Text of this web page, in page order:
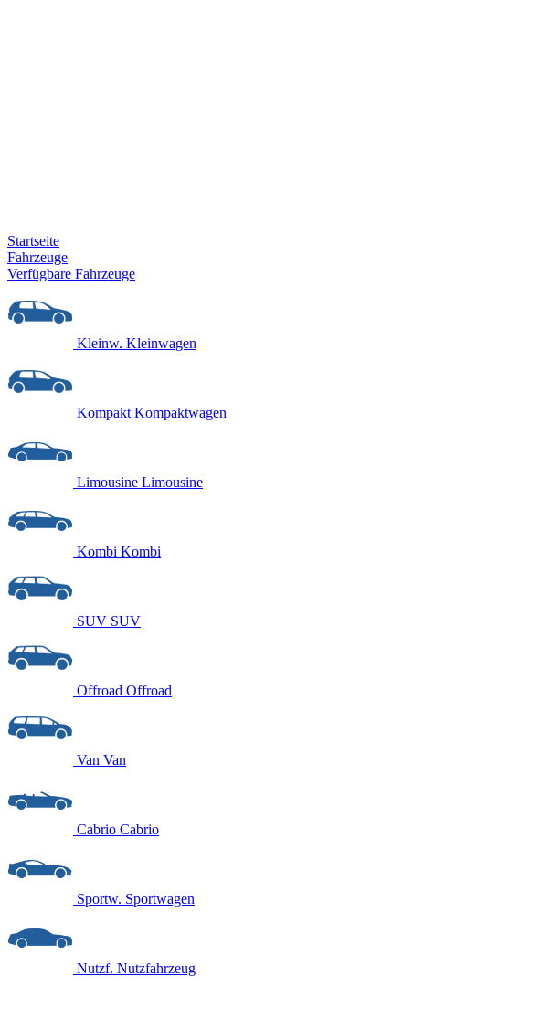
Startseite
Fahrzeuge
Verfügbare Fahrzeuge
Kleinw. Kleinwagen
Kompakt Kompaktwagen
Limousine Limousine
Kombi Kombi
SUV SUV
Offroad Offroad
Van Van
Cabrio Cabrio
Sportw. Sportwagen
Nutzf. Nutzfahrzeug